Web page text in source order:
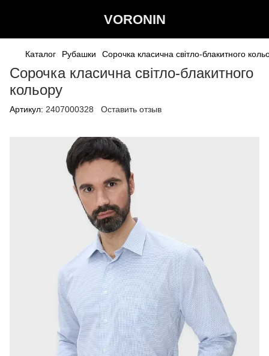
VORONIN
Каталог Рубашки Сорочка класична світло-блакитного
Сорочка класична світло-блакитного
кольору
Артикул: 2407000328 Оставить отзыв